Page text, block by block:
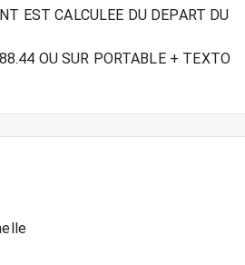
EST CALCULEE DU DEPART DU
OU SUR PORTABLE + TEXTO